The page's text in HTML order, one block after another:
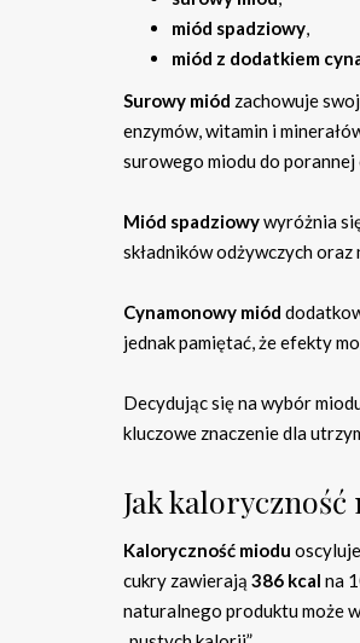
miód spadziowy,
miód z dodatkiem
Surowy miód zachowuje
enzymów, witamin i
surowego miodu do
Miód spadziowywyróżnia
składników odżywczych
Cynamonowy miód
jednak pamiętać, że efekty
Decydując się na wybór
kluczowe znaczenie dla
Jak kaloryczność
Kaloryczność miodu
cukry zawierają 386 kcal na
naturalnego produktu może